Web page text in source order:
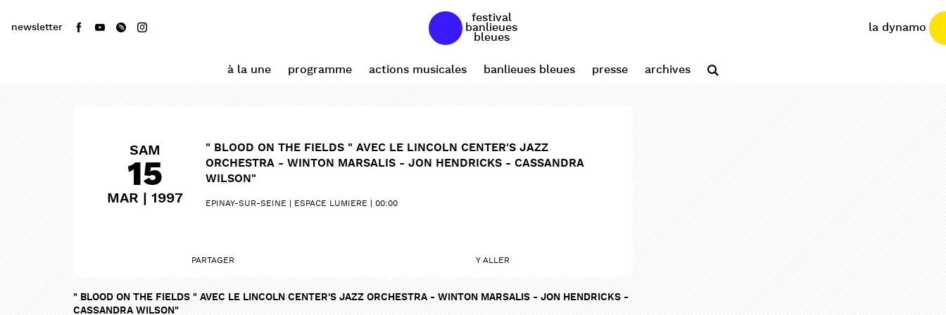
festival
banlieues
bleues
la dynamo
newsletter
à la une programme actions musicales banlieues bleues presse archives
SAM
15
MAR | 1997
" BLOOD ON THE FIELDS " AVEC LE LINCOLN CENTER'S JAZZ
ORCHESTRA - WINTON MARSALIS - JON HENDRICKS - CASSANDRA
WILSON"
EPINAY-SUR-SEINE ESPACE LUMIERE 00:00
PARTAGER Y ALLER
" BLOOD ON THE FIELDS " AVEC LE LINCOLN CENTER'S JAZZ ORCHESTRA - WINTON MARSALIS - JON HENDRICKS -
CASSANDRA WILSON"